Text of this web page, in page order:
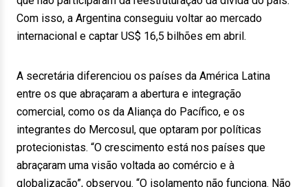
Com isso, a Argentina conseguiu voltar ao mercado
internacional e captar US$ 16,5 bilhões em abril.
A secretária diferenciou os países da América Latina
entre os que abraçaram a abertura e integração
comercial, como os da Aliança do Pacífico, e os
integrantes do Mercosul, que optaram por políticas
protecionistas. “O crescimento está nos países que
abraçaram uma visão voltada ao comércio e à
globalização”, observou. “O isolamento não funciona. Não